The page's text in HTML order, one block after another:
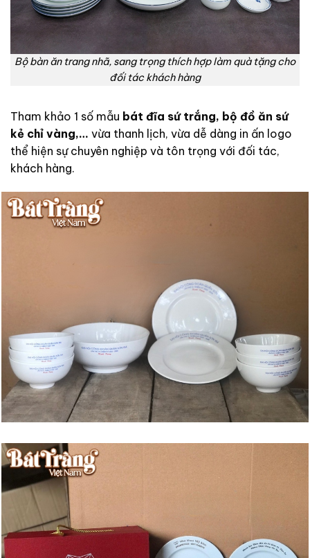
Bộ bàn ăn trang nhã, sang trọng thích hợp làm quà tặng cho
đối tác khách hàng
Tham khảo 1 số mẫu bát đĩa sứ trắng, bộ đồ ăn sứ
kẻ chỉ vàng,… vừa thanh lịch, vừa dễ dàng in ấn logo
thể hiện sự chuyên nghiệp và tôn trọng với đối tác,
khách hàng.